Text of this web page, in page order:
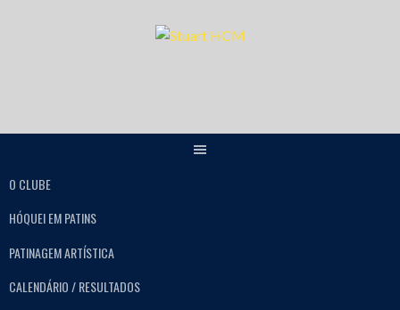
O CLUBE
HÓQUEI EM PATINS
PATINAGEM ARTÍSTICA
CALENDÁRIO / RESULTADOS